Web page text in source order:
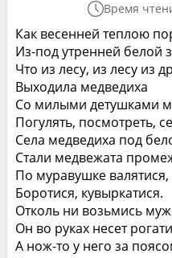
Время
Как весенней теплою
Из-под утренней белой
Что из лесу, из лесу из
Выходила медведиха
Со милыми детушками
Погулять, посмотреть,
Села медведиха под
Стали медвежата
По муравушке валятися,
Боротися, кувыркатися.
Отколь ни возьмись
Он во руках несет
А нож-то у него за